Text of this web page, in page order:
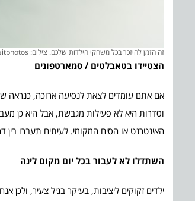
זה הזמן להיזכר בכל משחקי הילדות שלכם. צילום: depositphotos
הצטיידו בטאבלטים / סמארטפונים
אם אתם עומדים לצאת לנסיעה ארוכה, כנראה
וסדרות היא לא פעילות מגבשת, אבל היא כן
האינטרנט או הסים המקומי. לעיתים תעברו בין
השתדלו לא לעבור בכל יום מקום לינה
ילדים זקוקים ליציבות, בעיקר בגיל צעיר, ולכן